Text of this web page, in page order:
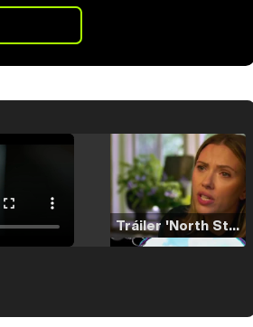
Tráiler 'North Star' (2023)